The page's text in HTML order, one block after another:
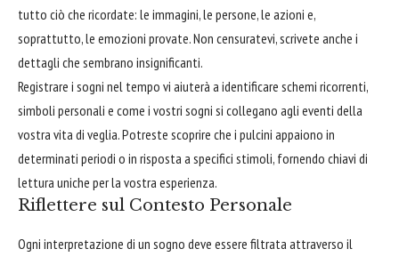
tutto ciò che ricordate: le immagini, le persone, le azioni e,
soprattutto, le emozioni provate. Non censuratevi, scrivete anche i
dettagli che sembrano insignificanti.
Registrare i sogni nel tempo vi aiuterà a identificare schemi ricorrenti,
simboli personali e come i vostri sogni si collegano agli eventi della
vostra vita di veglia. Potreste scoprire che i pulcini appaiono in
determinati periodi o in risposta a specifici stimoli, fornendo chiavi di
lettura uniche per la vostra esperienza.
Riflettere sul Contesto Personale
Ogni interpretazione di un sogno deve essere filtrata attraverso il